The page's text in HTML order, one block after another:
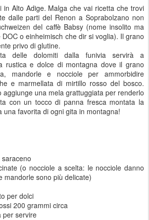
in Alto Adige. Malga che vai ricetta che trovi
dalle parti del Renon a Soprabolzano non
del caffè Babsy (nome insolito ma
o einheimisch che dir si voglia). Il grano
privo di glutine.
delle dolomiti dalla funivia servirà a
rustica e dolce di montagna dove il grano
mandorle e nocciole per ammorbidire
e marmellata di mirtillo rosso del bosco.
aggiunge una mela grattuggiata per renderlo
con un tocco di panna fresca montata la
una favorita di ogni gita in montagna!
(o nocciole a scelta: le nocciole danno
mandorle sono più delicate)
per dolci
200 grammi circa
per servire